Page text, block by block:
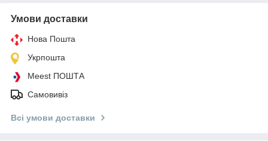
Умови доставки
Нова Пошта
Укрпошта
Meest ПОШТА
Самовивіз
Всі умови доставки